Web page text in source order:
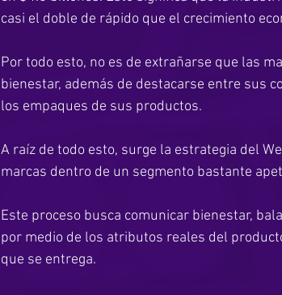
casi el doble de rápido que el crecimiento
Por todo esto, no es de extrañarse que las
bienestar, además de destacarse entre sus
los empaques de sus productos.
A raíz de todo esto, surge la estrategia del
marcas dentro de un segmento bastante
Este proceso busca comunicar bienestar,
por medio de los atributos reales del
que se entrega.